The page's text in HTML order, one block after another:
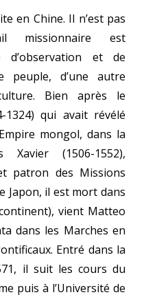
en Chine. Il n’est pas
missionnaire est
d’observation et de
peuple, d’une autre
Bien après le
1324) qui avait révélé
mongol, dans la
(1506-1552),
patron des Missions
Japon, il est mort dans
vient Matteo
dans les Marches en
Entré dans la
il suit les cours du
puis à l’Université de